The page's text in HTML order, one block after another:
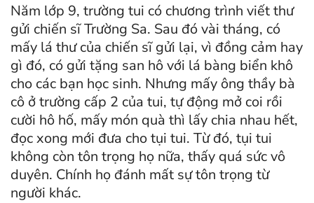
Năm lớp 9, trường tui có chương trình viết thư
gửi chiến sĩ Trường Sa. Sau đó vài tháng, có
mấy lá thư của chiến sĩ gửi lại, vì đồng cảm hay
gì đó, có gửi tặng san hô với lá bàng biển khô
cho các bạn học sinh. Nhưng mấy ông thầy bà
cô ở trường cấp 2 của tui, tự động mở coi rồi
cười hô hố, mấy món quà thì lấy chia nhau hết,
đọc xong mới đưa cho tụi tui. Từ đó, tụi tui
không còn tôn trọng họ nữa, thấy quá sức vô
duyên. Chính họ đánh mất sự tôn trọng từ
người khác.